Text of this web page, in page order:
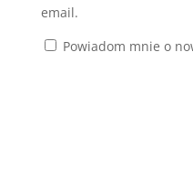
email.
Powiadom mnie o